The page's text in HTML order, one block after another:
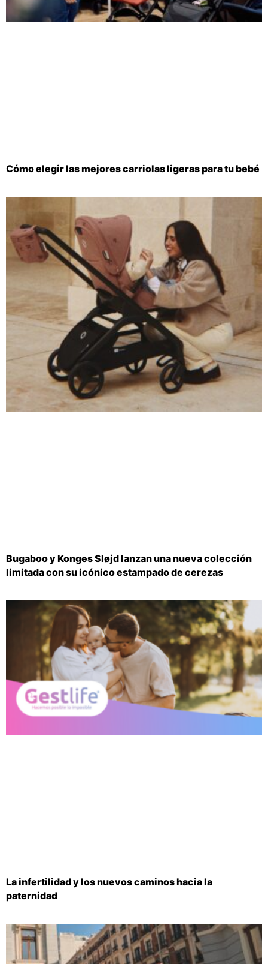
Cómo elegir las mejores carriolas ligeras para tu bebé
Bugaboo y Konges Sløjd lanzan una nueva colección
limitada con su icónico estampado de cerezas
La infertilidad y los nuevos caminos hacia la
paternidad